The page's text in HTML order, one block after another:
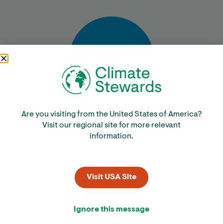
Bereken
Are you visiting from the United States of America?
Visit our regional site for more relevant
information.
Visit USA Site
Ignore this message